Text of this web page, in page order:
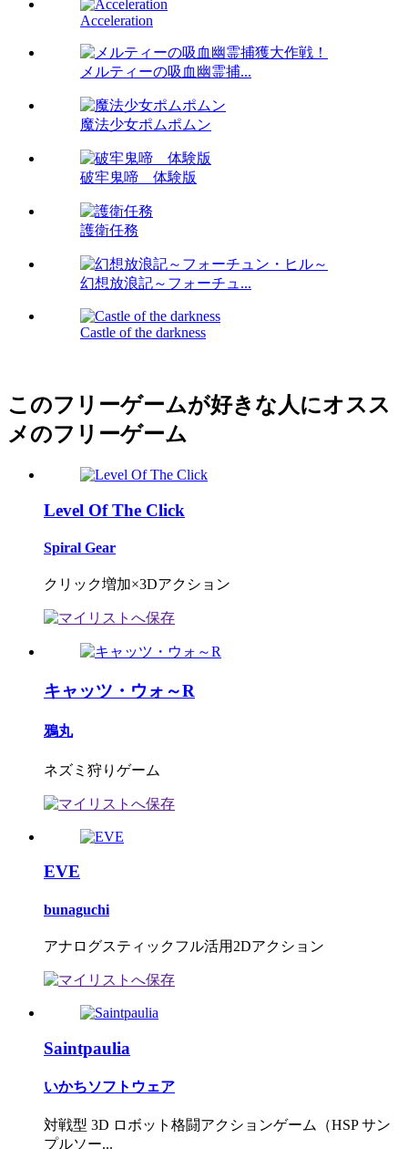
Acceleration
メルティーの吸血幽霊捕...
魔法少女ポムポムン
破牢鬼啼 体験版
護衛任務
幻想放浪記～フォーチュ...
Castle of the darkness
このフリーゲームが好きな人にオスス
メのフリーゲーム
Level Of The Click
Spiral Gear
クリック増加×3Dアクション
キャッツ・ウォ～R
鴉丸
ネズミ狩りゲーム
EVE
bunaguchi
アナログスティックフル活用2Dアクション
Saintpaulia
いかちソフトウェア
対戦型 3D ロボット格闘アクションゲーム（HSP サン
プルソー...